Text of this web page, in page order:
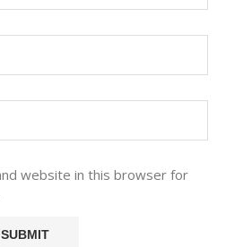
website in this browser for